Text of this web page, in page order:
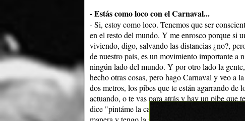
- Estás como loco con el Carnaval...
- Si, estoy como loco. Tenemos que ser
en el resto del mundo. Y me enrosco porque si
viviendo, digo, salvando las distancias ¿no?,
de nuestro país, es un movimiento importante a
ningún lado del mundo. Y por otro lado la
hecho otras cosas, pero hago Carnaval y veo a
dos metros, los pibes que te están agarrando de
actuando, o te vas para atrás y hay un pibe que
dice "pintáme la cara ahora", o te gritan de